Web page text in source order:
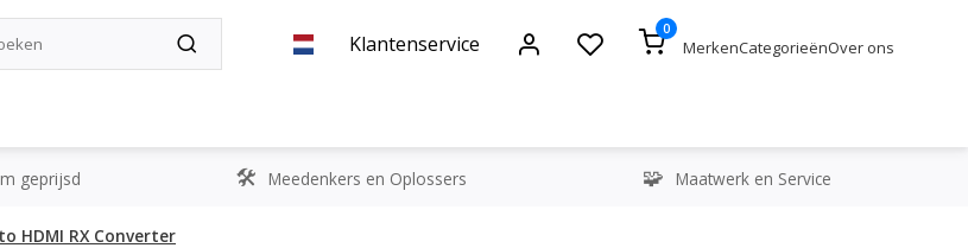
Klantenservice
0
MerkenCategorieënOver ons
geprijsd Meedenkers en Oplossers Maatwerk en Service
HDMI RX Converter